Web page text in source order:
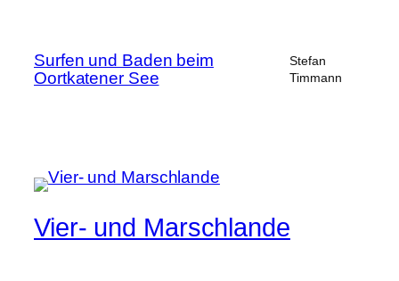
Surfen und Baden beim
Oortkatener See
Stefan
Timmann
Vier- und Marschlande